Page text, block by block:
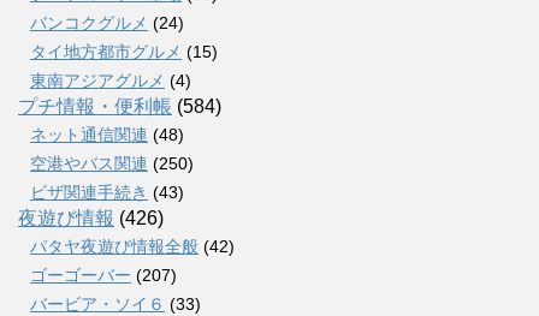
バンコクグルメ (24)
タイ地方都市グルメ (15)
東南アジアグルメ (4)
プチ情報・便利帳 (584)
ネット通信関連 (48)
空港やバス関連 (250)
ビザ関連手続き (43)
夜遊び情報 (426)
パタヤ夜遊び情報全般 (42)
ゴーゴーバー (207)
バービア・ソイ６ (33)